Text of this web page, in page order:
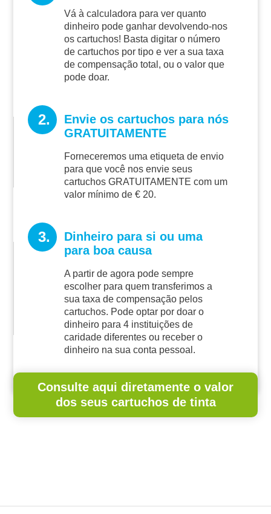
Vá à calculadora para ver quanto
dinheiro pode ganhar devolvendo-nos
os cartuchos! Basta digitar o número
de cartuchos por tipo e ver a sua taxa
de compensação total, ou o valor que
pode doar.
2.
Envie os cartuchos para nós
GRATUITAMENTE
Forneceremos uma etiqueta de envio
para que você nos envie seus
cartuchos GRATUITAMENTE com um
valor mínimo de € 20.
3.
Dinheiro para si ou uma
para boa causa
A partir de agora pode sempre
escolher para quem transferimos a
sua taxa de compensação pelos
cartuchos. Pode optar por doar o
dinheiro para 4 instituições de
caridade diferentes ou receber o
dinheiro na sua conta pessoal.
Consulte aqui diretamente o valor
dos seus cartuchos de tinta